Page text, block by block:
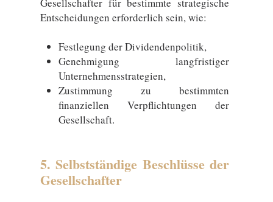
Entscheidungen erforderlich sein, wie:
Festlegung der Dividendenpolitik,
Genehmigung langfristiger
Unternehmensstrategien,
Zustimmung zu bestimmten
finanziellen Verpflichtungen der
Gesellschaft.
5. Selbstständige Beschlüsse der
Gesellschafter